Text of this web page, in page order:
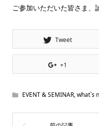
ご参加いただいた皆さま、
Tweet
+1
EVENT & SEMINAR,what`s